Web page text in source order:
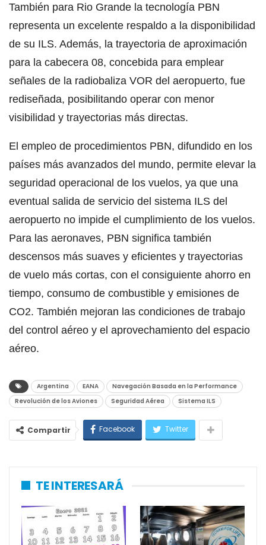
También para Rio Grande la tecnología PBN
representa un excelente respaldo a la disponibilidad
de su ILS. Además, la trayectoria de aproximación
para la cabecera 08, concebida para emplear
señales de la radiobaliza VOR del aeropuerto, fue
rediseñada, posibilitando operar con menor
visibilidad y trayectorias más directas.
El empleo de procedimientos PBN, difundido en los
países más avanzados del mundo, permite elevar la
seguridad operacional de los vuelos, ya que una
eventual salida de servicio del sistema ILS del
aeropuerto no impide el cumplimiento de los vuelos.
Para las aeronaves, PBN significa también
descensos más suaves y eficientes y trayectorias
de vuelo más cortas, con el consiguiente ahorro en
tiempo, consumo de combustible y emisiones de
CO2. También mejoran las condiciones de trabajo
del control aéreo y el aprovechamiento del espacio
aéreo.
Argentina EANA
Navegación Basada en la Performance
Revolución de los Aviones
Seguridad Aérea Sistema ILS
Compartir Facebook Twitter
TE INTERESARÁ